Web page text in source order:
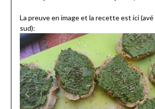
La preuve en image et la recette est ici (avé
sud):